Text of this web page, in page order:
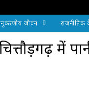
जीवन राजनीतिक
में